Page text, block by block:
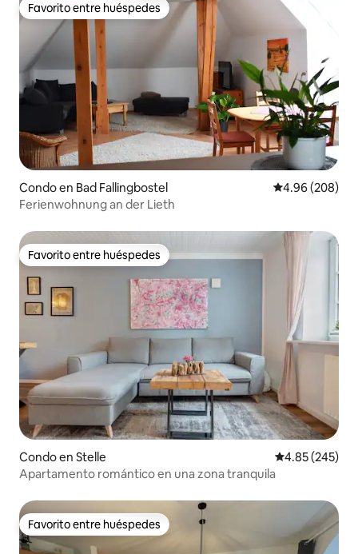
Favorito entre huéspedes
Favorito entre huéspedes
Condo en Bad Fallingbostel Calificación
4.96 (208)
Ferienwohnung an der Lieth
Favorito entre huéspedes
Favorito entre huéspedes
Condo en Stelle Calificación
4.85 (245)
Apartamento romántico en una zona tranquila
Favorito entre huéspedes
Favorito entre huéspedes